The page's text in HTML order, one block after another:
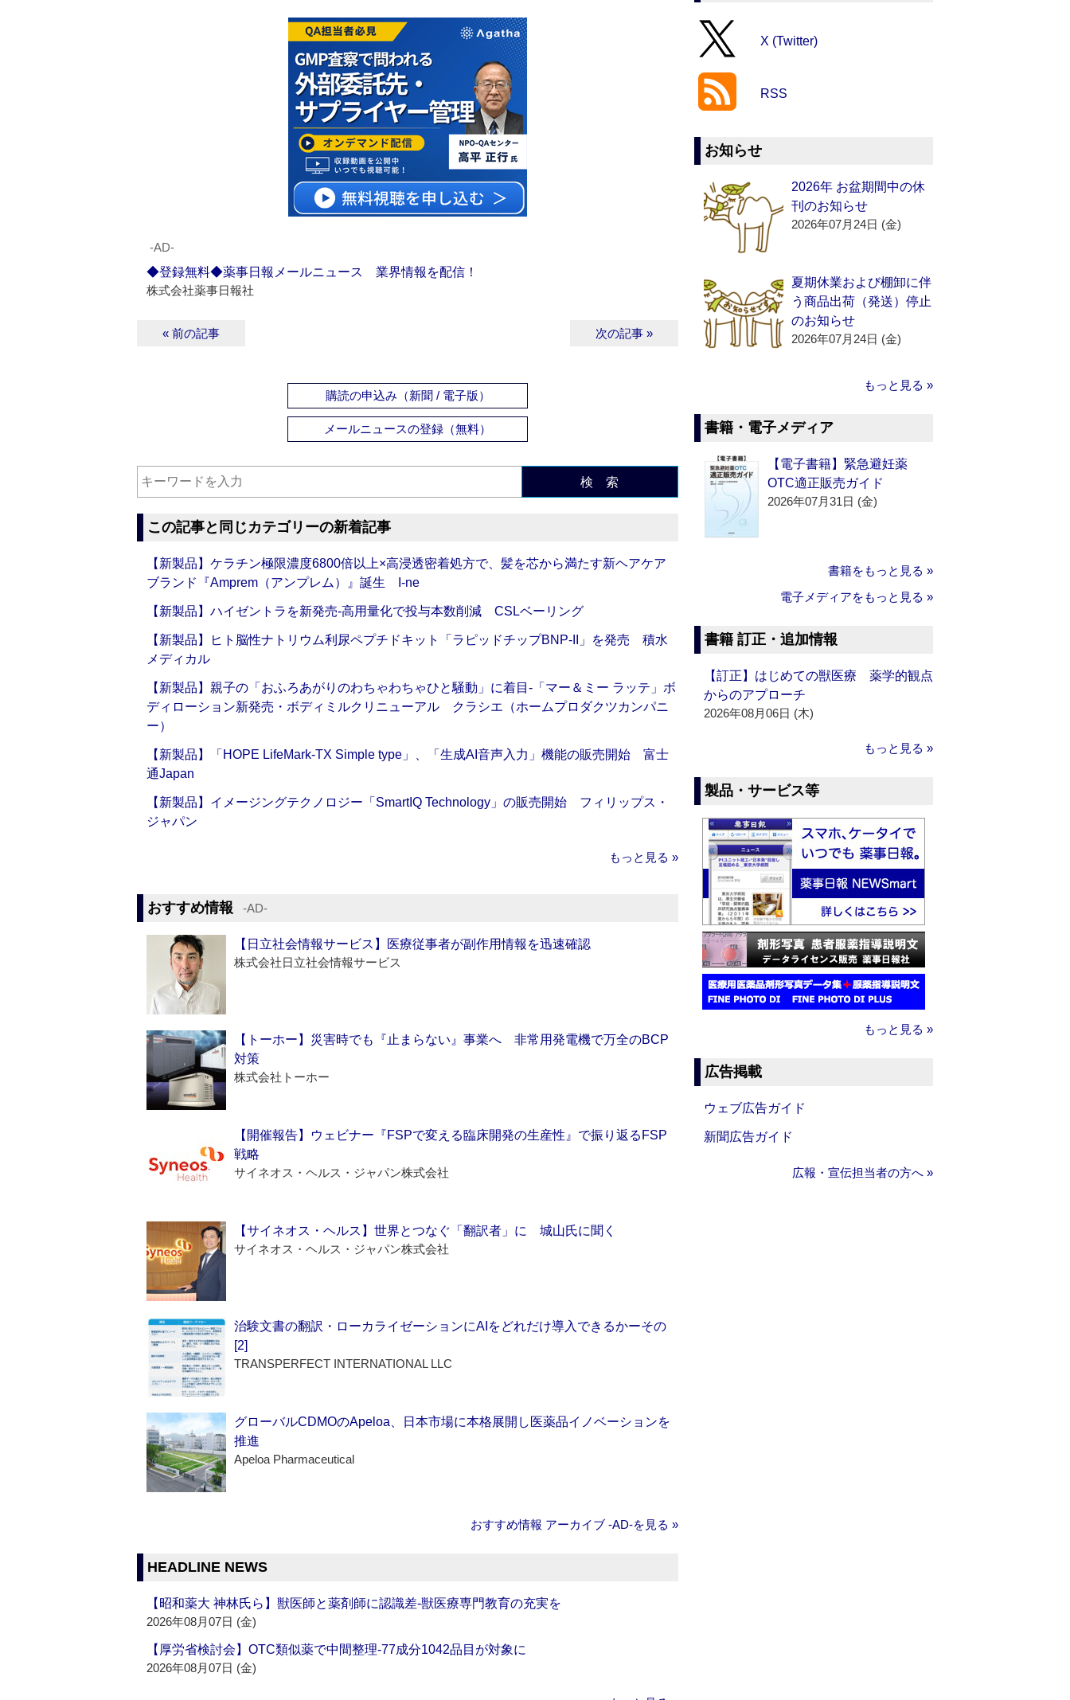
‐AD‐
◆登録無料◆薬事日報メールニュース 業界情報を配信！
株式会社薬事日報社
« 前の記事 次の記事 »
購読の申込み（新聞 / 電子版）
メールニュースの登録（無料）
検 索
この記事と同じカテゴリーの新着記事
【新製品】ケラチン極限濃度6800倍以上×高浸透密着処方で、髪を芯から満たす新ヘアケア
ブランド『Amprem（アンプレム）』誕生 I-ne
【新製品】ハイゼントラを新発売‐高用量化で投与本数削減 CSLベーリング
【新製品】ヒト脳性ナトリウム利尿ペプチドキット「ラピッドチップBNP-II」を発売 積水
メディカル
【新製品】親子の「おふろあがりのわちゃわちゃひと騒動」に着目‐「マー＆ミー ラッテ」ボ
ディローション新発売・ボディミルクリニューアル クラシエ（ホームプロダクツカンパニ
ー）
【新製品】「HOPE LifeMark-TX Simple type」、「生成AI音声入力」機能の販売開始 富士
通Japan
【新製品】イメージングテクノロジー「SmartIQ Technology」の販売開始 フィリップス・
ジャパン
もっと見る »
おすすめ情報 ‐AD‐
【日立社会情報サービス】医療従事者が副作用情報を迅速確認
株式会社日立社会情報サービス
【トーホー】災害時でも『止まらない』事業へ 非常用発電機で万全のBCP
対策
株式会社トーホー
【開催報告】ウェビナー『FSPで変える臨床開発の生産性』で振り返るFSP
戦略
サイネオス・ヘルス・ジャパン株式会社
【サイネオス・ヘルス】世界とつなぐ「翻訳者」に 城山氏に聞く
サイネオス・ヘルス・ジャパン株式会社
治験文書の翻訳・ローカライゼーションにAIをどれだけ導入できるかーその
[2]
TRANSPERFECT INTERNATIONAL LLC
グローバルCDMOのApeloa、日本市場に本格展開し医薬品イノベーションを
推進
Apeloa Pharmaceutical
おすすめ情報 アーカイブ ‐AD‐を見る »
HEADLINE NEWS
【昭和薬大 神林氏ら】獣医師と薬剤師に認識差‐獣医療専門教育の充実を
2026年08月07日 (金)
【厚労省検討会】OTC類似薬で中間整理‐77成分1042品目が対象に
2026年08月07日 (金)
X (Twitter)
RSS
お知らせ
2026年 お盆期間中の休
刊のお知らせ
2026年07月24日 (金)
夏期休業および棚卸に伴
う商品出荷（発送）停止
のお知らせ
2026年07月24日 (金)
もっと見る »
書籍・電子メディア
【電子書籍】緊急避妊薬
OTC適正販売ガイド
2026年07月31日 (金)
書籍をもっと見る »
電子メディアをもっと見る »
書籍 訂正・追加情報
【訂正】はじめての獣医療 薬学的観点
からのアプローチ
2026年08月06日 (木)
もっと見る »
製品・サービス等
もっと見る »
広告掲載
ウェブ広告ガイド
新聞広告ガイド
広報・宣伝担当者の方へ »